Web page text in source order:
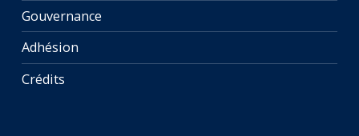
Gouvernance
Adhésion
Crédits